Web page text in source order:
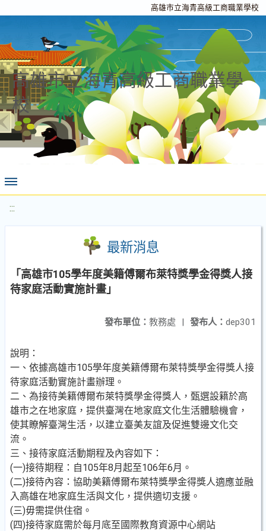
高雄市立海青高級工商職業學校
高雄市立海青高級工商職業學
校
:::
最新消息
「高雄市105學年度美籍傅爾布萊特獎學金得獎人接
待家庭活動實施計畫」
發布人： dep301
發布單位： 教務處 |
說明：
一、依據高雄市105學年度美籍傅爾布萊特獎學金得獎人接
待家庭活動實施計畫辦理。
二、為接待美籍傅爾布萊特獎學金得獎人，甄選設籍於高
雄市之在地家庭，提供臺灣在地家庭文化生活體驗機會，
使其瞭解臺灣生活，以建立臺美友誼及促進雙邊文化交
流。
三、接待家庭活動期程及內容如下：
(一)接待期程：自105年8月起至106年6月。
(二)接待內容：協助美籍傅爾布萊特獎學金得獎人適應並融
入高雄在地家庭生活與文化，提供適切支援。
(三)毋需提供住宿。
(四)接待家庭需於每月底至國際教育資源中心網站